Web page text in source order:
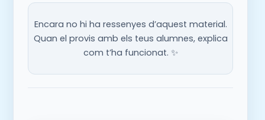
Encara no hi ha ressenyes d’aquest material.
Quan el provis amb els teus alumnes, explica
com t’ha funcionat. ✨